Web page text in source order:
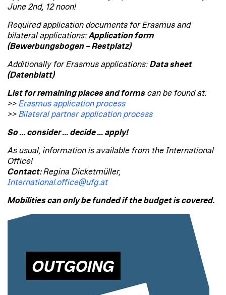
June 2nd, 12 noon!
Required application documents for Erasmus and
bilateral applications: Application form
(Bewerbungsbogen – Restplatz)
Additionally for Erasmus applications: Data sheet
(Datenblatt)
List for remaining places and forms can be found at:
>> Erasmus application process
>> Bilateral partner application process
So ... consider ... decide ... apply!
As usual, information is available from the International
Office!
Contact:Regina Dicketmüller,
International.office@ufg.at
Mobilities can only be funded if the budget is covered.